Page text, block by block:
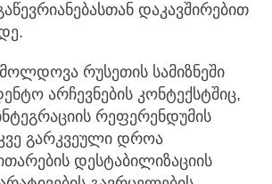
დაკავშირებით
რუსეთის სამიზნეში
არჩევნების კონტექსტშიც,
რეფერენდუმის
გარკვეული დროა
დესტაბილიზაციის